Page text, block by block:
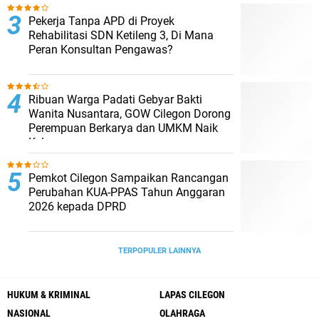
Pekerja Tanpa APD di Proyek
Rehabilitasi SDN Ketileng 3, Di Mana
Peran Konsultan Pengawas?
Ribuan Warga Padati Gebyar Bakti
Wanita Nusantara, GOW Cilegon Dorong
Perempuan Berkarya dan UMKM Naik
Kelas
Pemkot Cilegon Sampaikan Rancangan
Perubahan KUA-PPAS Tahun Anggaran
2026 kepada DPRD
TERPOPULER LAINNYA
HUKUM & KRIMINAL
LAPAS CILEGON
NASIONAL
OLAHRAGA